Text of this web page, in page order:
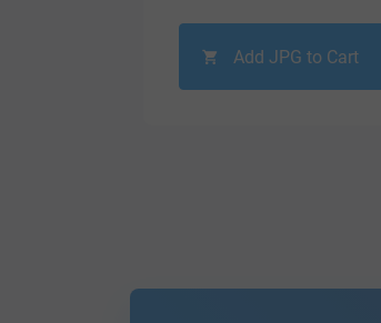
Add JPG to Cart